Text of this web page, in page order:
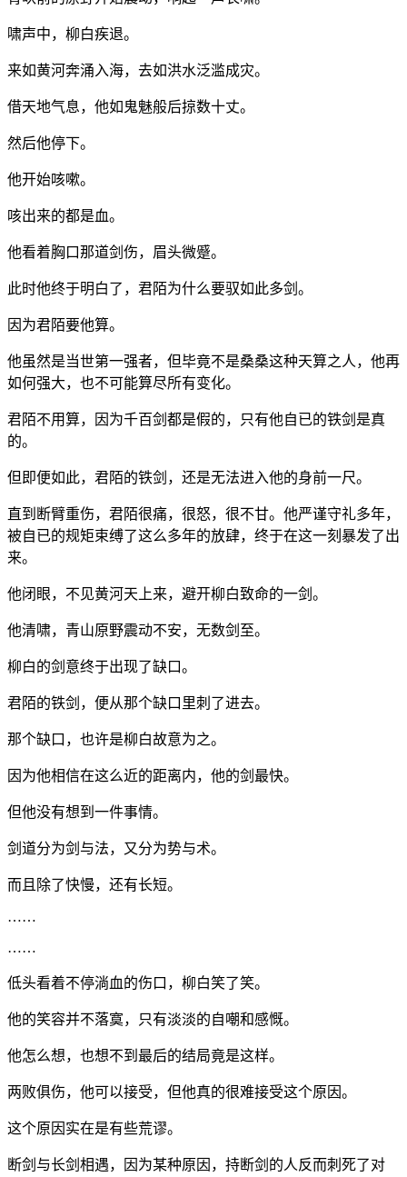
啸声中，柳白疾退。
来如黄河奔涌入海，去如洪水泛滥成灾。
借天地气息，他如鬼魅般后掠数十丈。
然后他停下。
他开始咳嗽。
咳出来的都是血。
他看着胸口那道剑伤，眉头微蹙。
此时他终于明白了，君陌为什么要驭如此多剑。
因为君陌要他算。
他虽然是当世第一强者，但毕竟不是桑桑这种天算之人，他再
如何强大，也不可能算尽所有变化。
君陌不用算，因为千百剑都是假的，只有他自已的铁剑是真
的。
但即便如此，君陌的铁剑，还是无法进入他的身前一尺。
直到断臂重伤，君陌很痛，很怒，很不甘。他严谨守礼多年，
被自已的规矩束缚了这么多年的放肆，终于在这一刻暴发了出
来。
他闭眼，不见黄河天上来，避开柳白致命的一剑。
他清啸，青山原野震动不安，无数剑至。
柳白的剑意终于出现了缺口。
君陌的铁剑，便从那个缺口里刺了进去。
那个缺口，也许是柳白故意为之。
因为他相信在这么近的距离内，他的剑最快。
但他没有想到一件事情。
剑道分为剑与法，又分为势与术。
而且除了快慢，还有长短。
……
……
低头看着不停淌血的伤口，柳白笑了笑。
他的笑容并不落寞，只有淡淡的自嘲和感慨。
他怎么想，也想不到最后的结局竟是这样。
两败俱伤，他可以接受，但他真的很难接受这个原因。
这个原因实在是有些荒谬。
断剑与长剑相遇，因为某种原因，持断剑的人反而刺死了对